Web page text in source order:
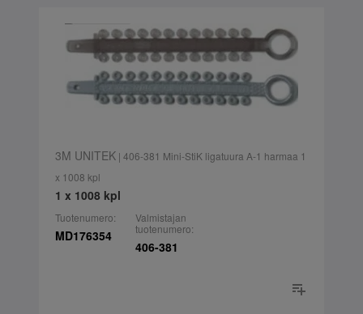
3M UNITEK| 406-381 Mini-StiK ligatuura A-1 harmaa 1
x 1008 kpl
1 x 1008 kpl
Tuotenumero:
MD176354
Valmistajan
tuotenumero:
406-381